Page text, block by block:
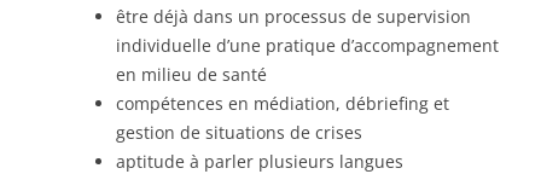
être déjà dans un processus de supervision
individuelle d’une pratique d’accompagnement
en milieu de santé
compétences en médiation, débriefing et
gestion de situations de crises
aptitude à parler plusieurs langues